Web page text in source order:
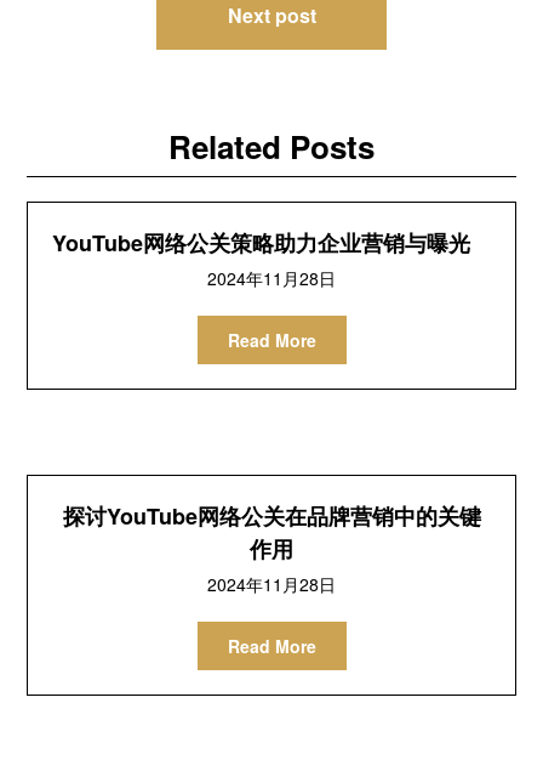
Next post
Related Posts
YouTube网络公关策略助力企业营销与曝光
2024年11月28日
Read More
探讨YouTube网络公关在品牌营销中的关键
作用
2024年11月28日
Read More